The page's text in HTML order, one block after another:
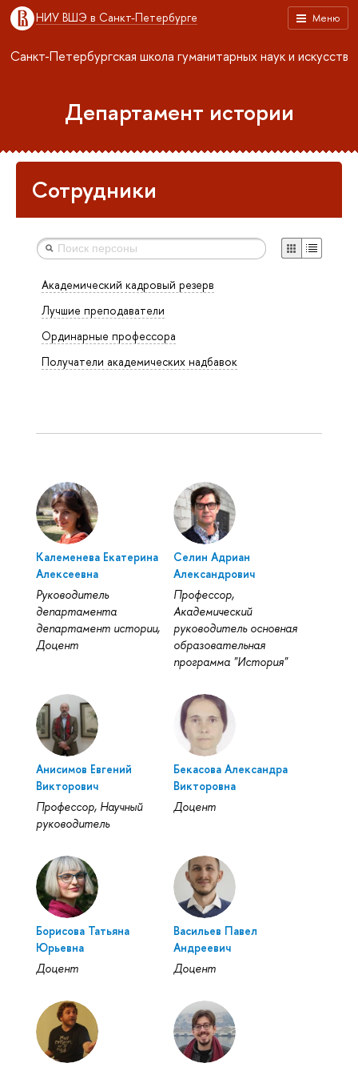
Меню
НИУ ВШЭ в Санкт-Петербурге
Санкт-Петербургская школа гуманитарных наук и искусств
Департамент истории
Сотрудники
Академический кадровый резерв
Лучшие преподаватели
Ординарные профессора
Получатели академических надбавок
Калеменева Екатерина
Алексеевна
Руководитель
департамента
департамент истории,
Доцент
Селин Адриан
Александрович
Профессор,
Академический
руководитель основная
образовательная
программа "История"
Анисимов Евгений
Викторович
Профессор, Научный
руководитель
Бекасова Александра
Викторовна
Доцент
Борисова Татьяна
Юрьевна
Доцент
Васильев Павел
Андреевич
Доцент